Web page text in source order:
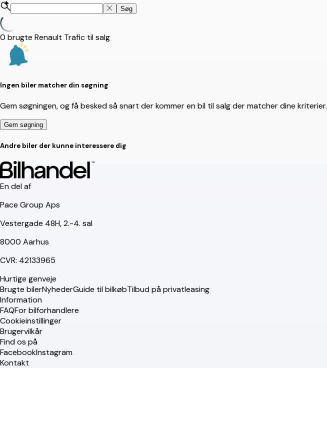
Søg
0 brugte Renault Trafic til salg
Ingen biler matcher din søgning
Gem søgningen, og få besked så snart der kommer en bil til salg der matcher dine kriterier.
Gem søgning
Andre biler der kunne interessere dig
En del af
Pace Group Aps
Vestergade 48H, 2.-4. sal
8000 Aarhus
CVR: 42133965
Hurtige genveje
Brugte bilerNyhederGuide til bilkøbTilbud på privatleasing
Information
FAQFor bilforhandlere
Cookieinstillinger
Brugervilkår
Find os på
FacebookInstagram
Kontakt